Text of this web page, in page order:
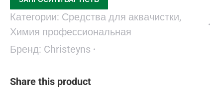
Категории: Средства для аквачистки,
Химия профессиональная
Бренд: Christeyns
Share this product